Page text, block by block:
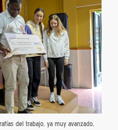
del trabajo, ya muy avanzado,